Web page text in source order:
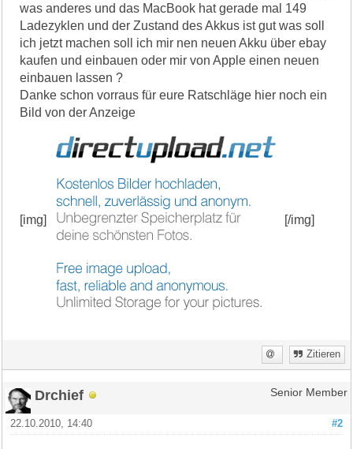
was anderes und das MacBook hat gerade mal 149
Ladezyklen und der Zustand des Akkus ist gut was soll
ich jetzt machen soll ich mir nen neuen Akku über ebay
kaufen und einbauen oder mir von Apple einen neuen
einbauen lassen ?
Danke schon vorraus für eure Ratschläge hier noch ein
Bild von der Anzeige
[img] [/img]
Zitieren
Drchief Senior Member
#2
22.10.2010, 14:40